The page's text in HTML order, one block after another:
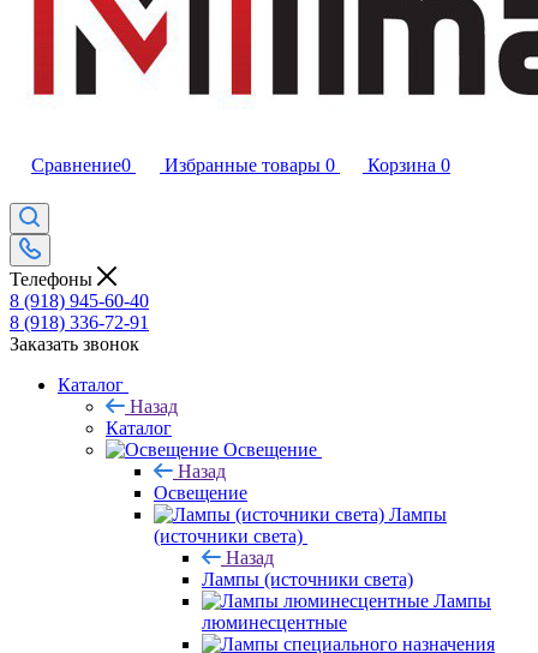
Сравнение0 Избранные товары 0 Корзина 0
Телефоны
8 (918) 945-60-40
8 (918) 336-72-91
Заказать звонок
Каталог
Назад
Каталог
Освещение
Назад
Освещение
Лампы
(источники света)
Назад
Лампы (источники света)
Лампы
люминесцентные